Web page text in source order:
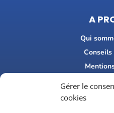
Gérer le
cookies
A
Qui
Conseils